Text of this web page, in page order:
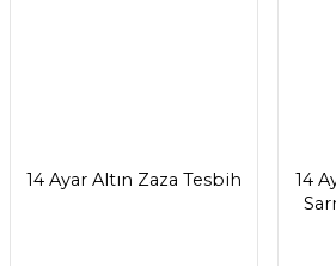
14 Ayar Altın Zaza Tesbih
14